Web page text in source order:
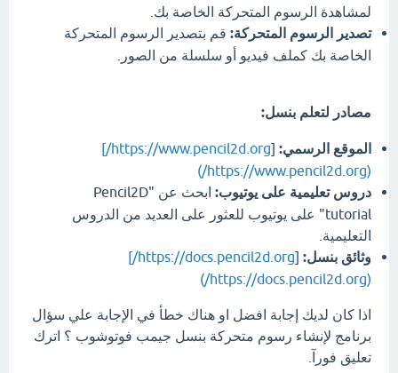
لمشاهدة الرسوم المتحركة الخاصة بك.
تصدير الرسوم المتحركة: قم بتصدير الرسوم المتحركة
الخاصة بك كملف فيديو أو سلسلة من الصور.
مصادر لتعلم بنسل:
الموقع الرسمي: [
https://www.pencil2d.org/]
(https://www.pencil2d.org/)
دروس تعليمية على يوتيوب:
ابحث عن "Pencil2D
tutorial" على يوتيوب للعثور على العديد من الدروس
التعليمية.
وثائق بنسل: [
https://docs.pencil2d.org/]
(https://docs.pencil2d.org/)
اذا كان لديك إجابة افضل او هناك خطأ في الإجابة علي سؤال
برنامج لإنشاء رسوم متحركة بنسل جيمب فوتوشوب ؟ اترك
تعليق فورآ.